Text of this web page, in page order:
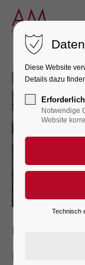
LOGIN
Passwort
Register|Lost your
Telefon: 0221 - 60
BAUSTART
Der Bau des neuen
Diese Website
Details dazu
Notwendige
Website
Technisch